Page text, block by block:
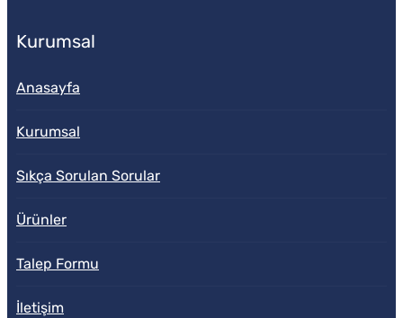
Kurumsal
Anasayfa
Kurumsal
Sıkça Sorulan Sorular
Ürünler
Talep Formu
İletişim